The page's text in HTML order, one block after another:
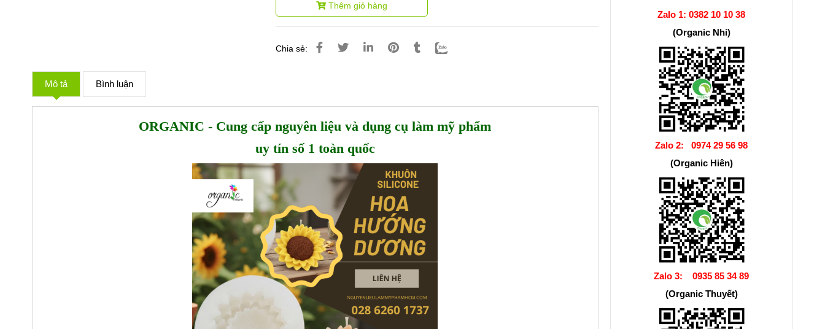
Thêm giỏ hàng
Chia sẻ:
Mô tả Bình luận
ORGANIC - Cung cấp nguyên liệu và dụng cụ làm mỹ phẩm
uy tín số 1 toàn quốc
Zalo 1:0382 10 10 38
(Organic Nhi)
Zalo 2:0974 29 56 98
(Organic Hiên)
Zalo 3:0935 85 34 89
(Organic Thuyết)